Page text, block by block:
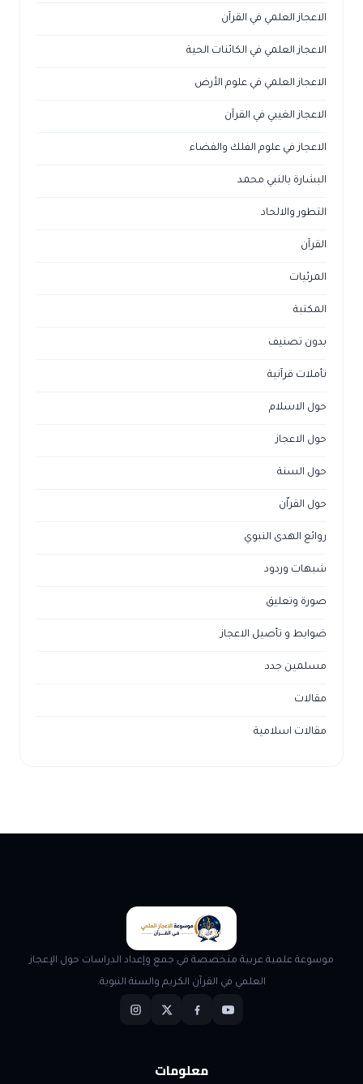
الاعجاز العلمي في القرآن
الاعجاز العلمي في الكائنات الحية
الاعجاز العلمي في علوم الأرض
الاعجاز الغيبي في القرآن
الاعجاز في علوم الفلك والفضاء
البشارة بالنبي محمد
التطور والالحاد
القرآن
المرئيات
المكتبة
بدون تصنيف
تأملات قرآنية
حول الاسلام
حول الاعجاز
حول السنة
حول القراّن
روائع الهدى النبوي
شبهات وردود
صورة وتعليق
ضوابط و تأصيل الاعجاز
مسلمين جدد
مقالات
مقالات اسلامية
موسوعة علمية عربية متخصصة في جمع وإعداد الدراسات حول الإعجاز
العلمي في القرآن الكريم والسنة النبوية.
معلومات